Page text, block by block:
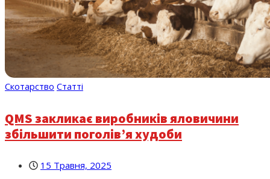
Скотарство Статті
QMS закликає виробників яловичини
збільшити поголів’я худоби
15 Травня, 2025